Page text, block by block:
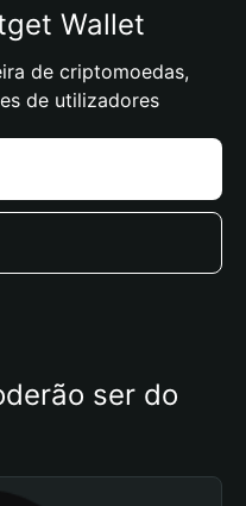
Wallet
de criptomoedas,
de utilizadores
ser do